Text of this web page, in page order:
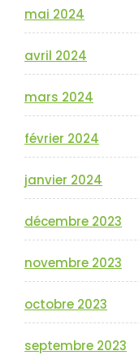
mai 2024
avril 2024
mars 2024
février 2024
janvier 2024
décembre 2023
novembre 2023
octobre 2023
septembre 2023